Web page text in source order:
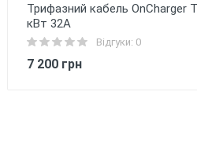
Трифазний кабель OnCharger
кВт 32А
Відгуки: 0
7 200 грн